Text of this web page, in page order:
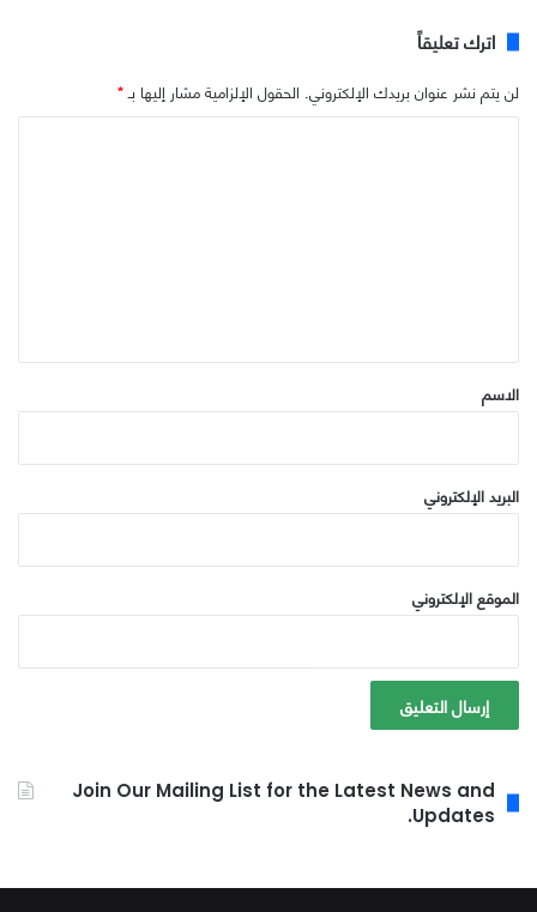
اترك تعليقاً
لن يتم نشر عنوان بريدك الإلكتروني. الحقول الإلزامية مشار إليها بـ*
*
الاسم
البريد الإلكتروني
الموقع الإلكتروني
Join Our Mailing List for the Latest News and
Updates.